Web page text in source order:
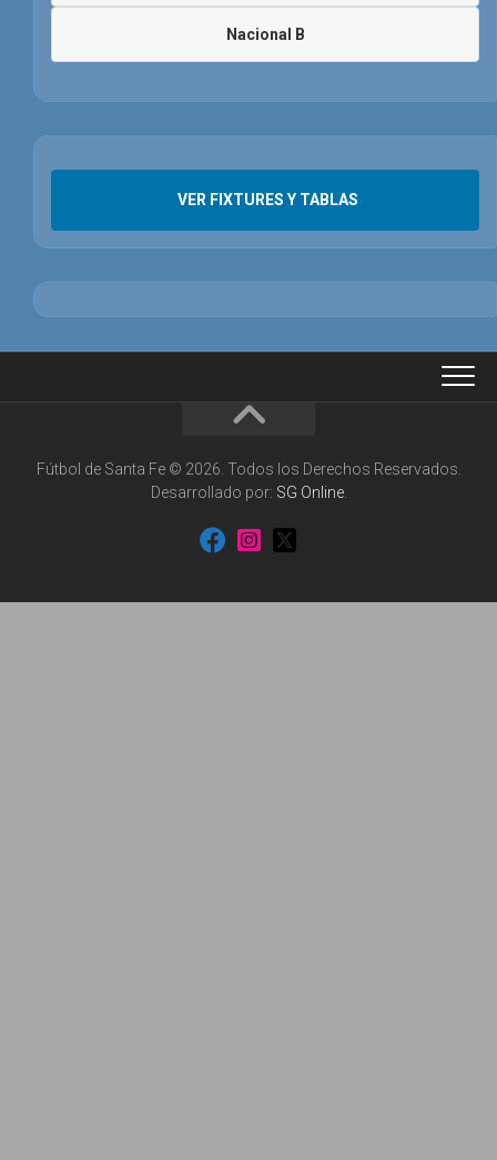
Nacional B
VER FIXTURES Y TABLAS
Fútbol de Santa Fe © 2026. Todos los Derechos Reservados.
Desarrollado por: SG Online.